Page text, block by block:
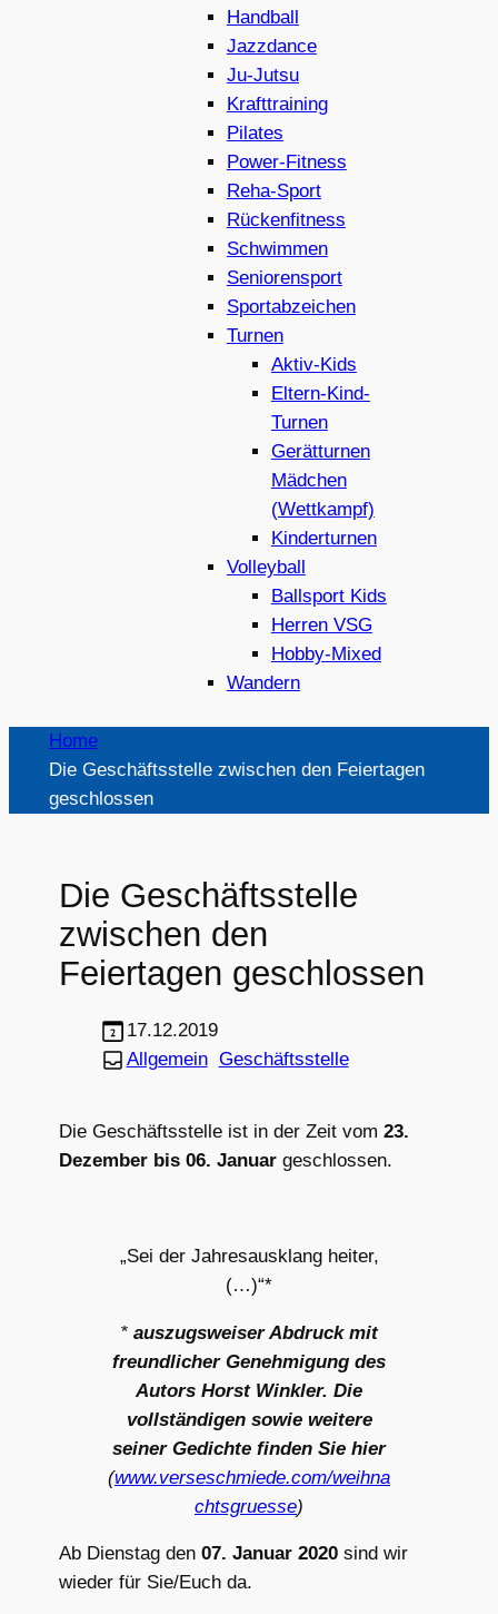
Handball
Jazzdance
Ju-Jutsu
Krafttraining
Pilates
Power-Fitness
Reha-Sport
Rückenfitness
Schwimmen
Seniorensport
Sportabzeichen
Turnen
Aktiv-Kids
Eltern-Kind-
Turnen
Gerätturnen
Mädchen
(Wettkampf)
Kinderturnen
Volleyball
Ballsport Kids
Herren VSG
Hobby-Mixed
Wandern
Home
Die Geschäftsstelle zwischen den Feiertagen
geschlossen
Die Geschäftsstelle
zwischen den
Feiertagen geschlossen
17.12.2019
Allgemein Geschäftsstelle
Die Geschäftsstelle ist in der Zeit vom 23.
Dezember bis 06. Januargeschlossen.
„Sei der Jahresausklang heiter,
(…)“*
* auszugsweiser Abdruck mit
freundlicher Genehmigung des
Autors Horst Winkler. Die
vollständigen sowie weitere
seiner Gedichte finden Sie hier
(www.verseschmiede.com/weihna
chtsgruesse)
Ab Dienstag den 07. Januar 2020sind wir
wieder für Sie/Euch da.